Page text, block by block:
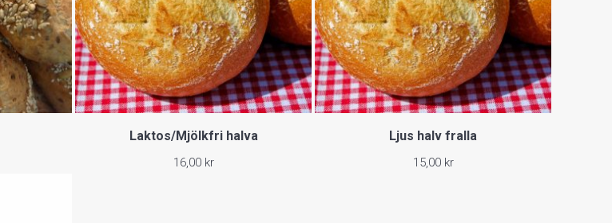
Laktos/Mjölkfri halva
16,00 kr
Ljus halv fralla
15,00 kr